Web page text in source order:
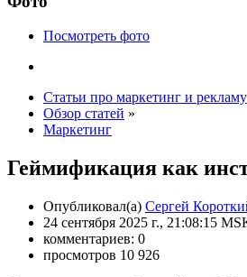
Посмотреть фото
Статьи про маркетинг и рекламу
Обзор статей »
Маркетинг
Геймификация как
Опубликовал(а) Сергей
24 сентября 2025 г., 21:08:15
комментариев: 0
просмотров 10 926